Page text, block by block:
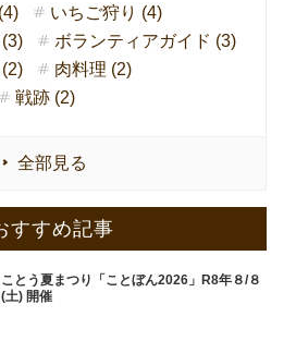
いちご狩り (4)
ボランティアガイド (3)
肉料理 (2)
戦跡 (2)
全部見る
すすめ記事
ことう夏まつり「ことぼん2026」R8年８/８
(土) 開催